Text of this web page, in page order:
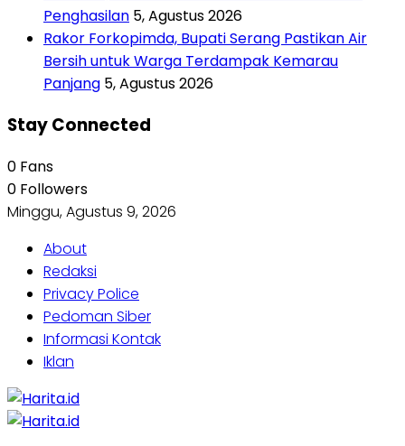
Penghasilan 5, Agustus 2026
Rakor Forkopimda, Bupati Serang Pastikan Air
Bersih untuk Warga Terdampak Kemarau
Panjang 5, Agustus 2026
Stay Connected
0 Fans
0 Followers
Minggu, Agustus 9, 2026
About
Redaksi
Privacy Police
Pedoman Siber
Informasi Kontak
Iklan